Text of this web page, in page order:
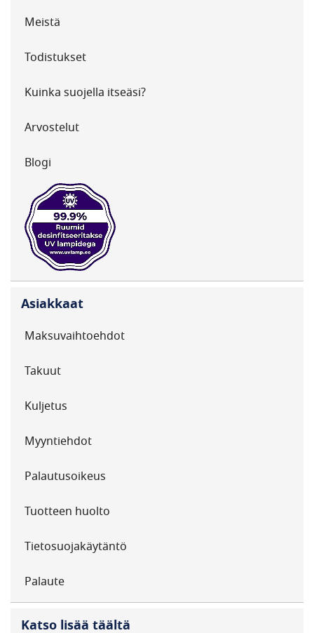
Meistä
Todistukset
Kuinka suojella itseäsi?
Arvostelut
Blogi
Asiakkaat
Maksuvaihtoehdot
Takuut
Kuljetus
Myyntiehdot
Palautusoikeus
Tuotteen huolto
Tietosuojakäytäntö
Palaute
Katso lisää täältä